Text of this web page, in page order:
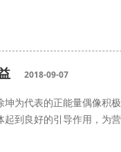
2018-09-07
为代表的正能量偶像积
到良好的引导作用，为